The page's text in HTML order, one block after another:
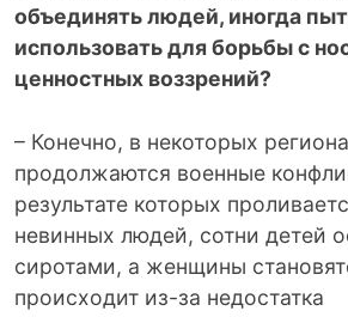
объединять людей, иногда
использовать для борьбы с
ценностных воззрений?
– Конечно, в некоторых
продолжаются военные
результате которых
невинных людей, сотни детей
сиротами, а женщины
происходит из-за недостатка